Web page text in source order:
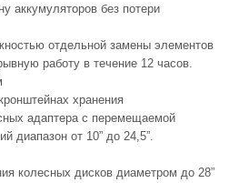
аккумуляторов без потери
отдельной замены элементов
работу в течение 12 часов.
хранения
адаптера с перемещаемой
диапазон от 10” до 24,5”.
колесных дисков диаметром до 28”